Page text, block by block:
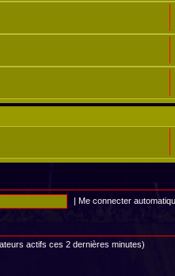
|Me connecter
actifs ces 2 dernières minutes)